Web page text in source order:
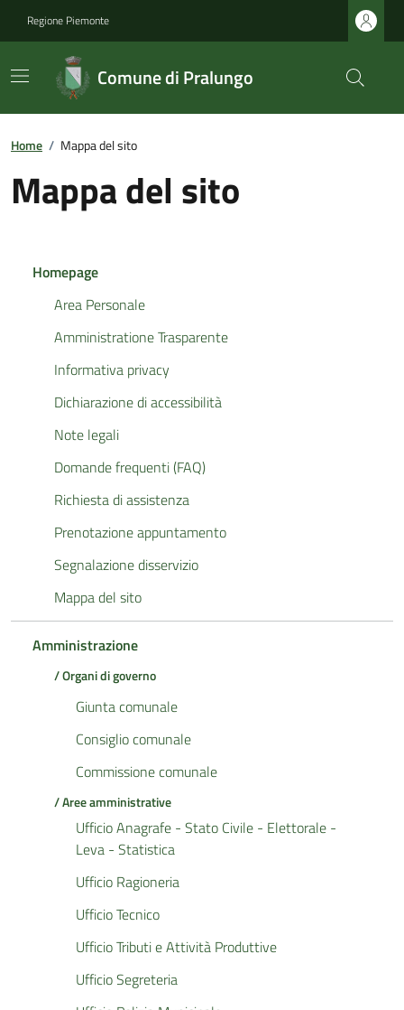
Regione Piemonte
Comune di Pralungo
Home / Mappa del sito
Mappa del sito
Homepage
Area Personale
Amministratione Trasparente
Informativa privacy
Dichiarazione di accessibilità
Note legali
Domande frequenti (FAQ)
Richiesta di assistenza
Prenotazione appuntamento
Segnalazione disservizio
Mappa del sito
Amministrazione
/ Organi di governo
Giunta comunale
Consiglio comunale
Commissione comunale
/ Aree amministrative
Ufficio Anagrafe - Stato Civile - Elettorale -
Leva - Statistica
Ufficio Ragioneria
Ufficio Tecnico
Ufficio Tributi e Attività Produttive
Ufficio Segreteria